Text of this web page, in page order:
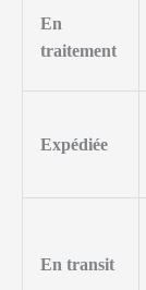
En
traitement
Expédiée
En transit